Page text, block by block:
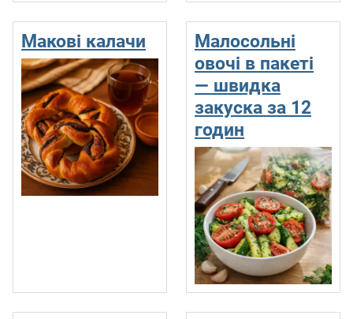
Макові калачи
Малосольні
овочі в пакеті
— швидка
закуска за 12
годин